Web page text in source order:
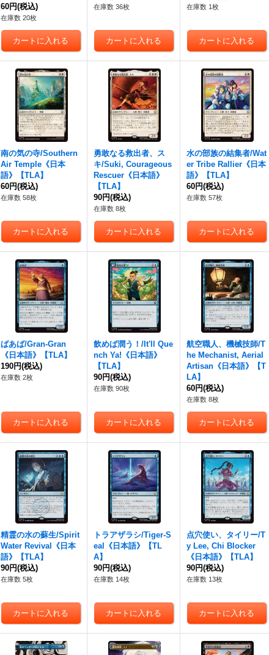
60円(税込)
在庫数 20枚
在庫数 36枚 在庫数 1枚
南の気の寺/Southern
Air Temple《日本
語》【TLA】
60円(税込)
在庫数 58枚
勇敢なる救出者、ス
キ/Suki, Courageous
Rescuer《日本語》
【TLA】
90円(税込)
在庫数 8枚
水の部族の結集者/Wat
er Tribe Rallier《日本
語》【TLA】
60円(税込)
在庫数 57枚
ばあば/Gran-Gran
《日本語》【TLA】
190円(税込)
在庫数 2枚
飲めば潤う！/It'll Que
nch Ya!《日本語》
【TLA】
90円(税込)
在庫数 90枚
航空職人、機械技師/T
he Mechanist, Aerial
Artisan《日本語》【T
LA】
60円(税込)
在庫数 8枚
精霊の水の蘇生/Spirit
Water Revival《日本
語》【TLA】
90円(税込)
在庫数 5枚
トラアザラシ/Tiger-S
eal《日本語》【TL
A】
90円(税込)
在庫数 14枚
点穴使い、タイリー/T
y Lee, Chi Blocker
《日本語》【TLA】
90円(税込)
在庫数 13枚